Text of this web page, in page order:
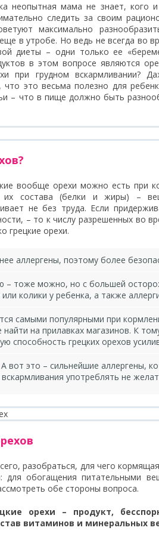
неопытная мама не знает, кого
следить за своим
максимально
в утробе. Но ведь не всегда во
диеты – одни только ее
в этом вопросе являются
при грудном вскармливании?
что это весьма полезно для
– что в пище должно быть
вообще орехи можно есть при
их состава (белки и жиры) –
не без труда. Если
– то к числу разрешенных во
грецкие орехи.
аллергены, поэтому более
– тоже можно, но с большей
колики у ребенка, а также
самыми популярными при
найти на прилавках магазинов. К
способность грецких орехов
А вот это – сильнейшие аллергены,
употреблять не
разобраться, для чего
для обогащения питательными
обе стороны вопроса.
орехи – продукт,
витаминов и минеральных